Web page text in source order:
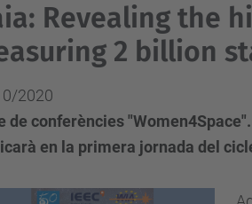
Revealing the
2 billion
2020
de conferències
en la primera jornada del